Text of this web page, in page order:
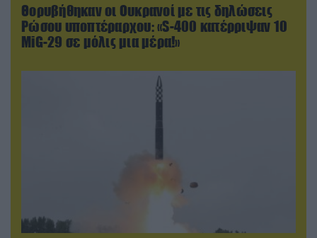
Θορυβήθηκαν οι Ουκρανοί με τις δηλώσεις
Ρώσου υποπτέραρχου: «S-400 κατέρριψαν 10
MiG-29 σε μόλις μια μέρα!»